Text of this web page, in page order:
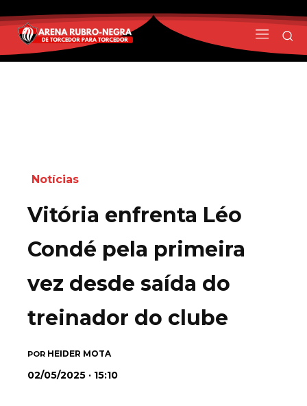
Notícias
Vitória enfrenta Léo
Condé pela primeira
vez desde saída do
treinador do clube
POR HEIDER MOTA
02/05/2025 · 15:10